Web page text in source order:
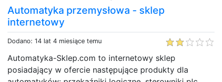
Automatyka przemysłowa - sklep
internetowy
Dodano: 14 lat 4 miesiące temu
Automatyka-Sklep.com to internetowy sklep
posiadający w ofercie następujące produkty dla